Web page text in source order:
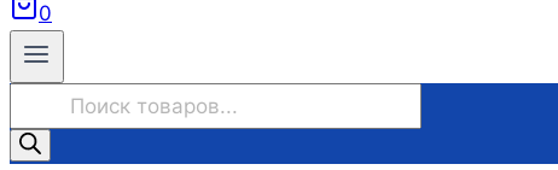
0
товаров